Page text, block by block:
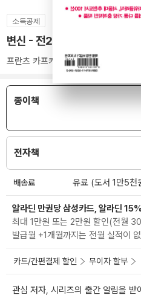
소득공제
변신 - 전2권 (한글판 + 영문판)
프란츠 카프카 (지은이),한영란
종이책
전자책
배송료 유료 (도서 1만5천
알라딘 만권당 삼성카드, 알라딘
최대 1만원 또는 2만원 할인(전월
발급월 +1개월까지는 전월 실적이
카드/간편결제 할인 무이자 할부
관심 저자, 시리즈의 출간 알림을 받